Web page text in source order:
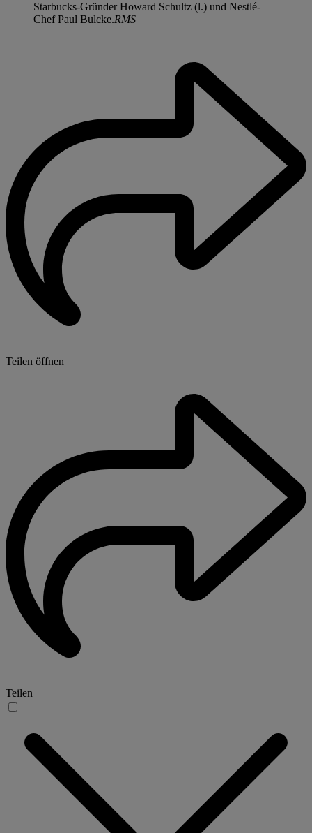
Starbucks-Gründer Howard Schultz (l.) und Nestlé-
Chef Paul Bulcke.RMS
Teilen öffnen
Teilen